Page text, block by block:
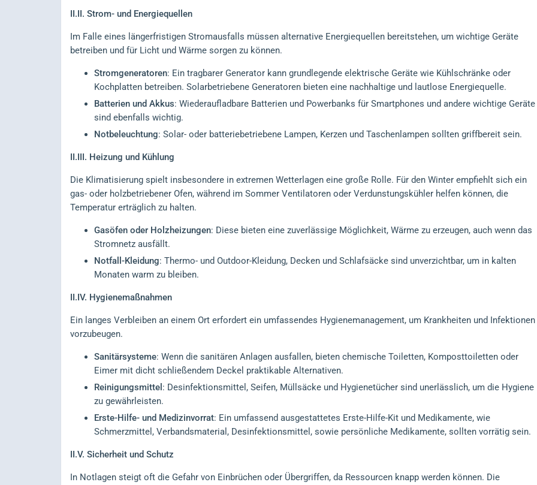
II.II. Strom- und Energiequellen
Im Falle eines längerfristigen Stromausfalls müssen alternative Energiequellen bereitstehen, um wichtige Geräte
betreiben und für Licht und Wärme sorgen zu können.
Stromgeneratoren: Ein tragbarer Generator kann grundlegende elektrische Geräte wie Kühlschränke oder
Kochplatten betreiben. Solarbetriebene Generatoren bieten eine nachhaltige und lautlose Energiequelle.
Batterien und Akkus: Wiederaufladbare Batterien und Powerbanks für Smartphones und andere wichtige Geräte
sind ebenfalls wichtig.
Notbeleuchtung: Solar- oder batteriebetriebene Lampen, Kerzen und Taschenlampen sollten griffbereit sein.
II.III. Heizung und Kühlung
Die Klimatisierung spielt insbesondere in extremen Wetterlagen eine große Rolle. Für den Winter empfiehlt sich ein
gas- oder holzbetriebener Ofen, während im Sommer Ventilatoren oder Verdunstungskühler helfen können, die
Temperatur erträglich zu halten.
Gasöfen oder Holzheizungen: Diese bieten eine zuverlässige Möglichkeit, Wärme zu erzeugen, auch wenn das
Stromnetz ausfällt.
Notfall-Kleidung: Thermo- und Outdoor-Kleidung, Decken und Schlafsäcke sind unverzichtbar, um in kalten
Monaten warm zu bleiben.
II.IV. Hygienemaßnahmen
Ein langes Verbleiben an einem Ort erfordert ein umfassendes Hygienemanagement, um Krankheiten und Infektionen
vorzubeugen.
Sanitärsysteme: Wenn die sanitären Anlagen ausfallen, bieten chemische Toiletten, Komposttoiletten oder
Eimer mit dicht schließendem Deckel praktikable Alternativen.
Reinigungsmittel : Desinfektionsmittel, Seifen, Müllsäcke und Hygienetücher sind unerlässlich, um die Hygiene
zu gewährleisten.
Erste-Hilfe- und Medizinvorrat: Ein umfassend ausgestattetes Erste-Hilfe-Kit und Medikamente, wie
Schmerzmittel, Verbandsmaterial, Desinfektionsmittel, sowie persönliche Medikamente, sollten vorrätig sein.
II.V. Sicherheit und Schutz
In Notlagen steigt oft die Gefahr von Einbrüchen oder Übergriffen, da Ressourcen knapp werden können. Die